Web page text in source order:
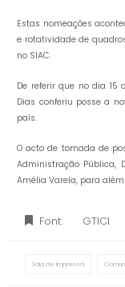
Estas nomeações
e rotatividade de
no SIAC.
De referir que no dia 15
Dias conferiu posse a
país.
O acto de tomada de
Administração Pública,
Amélia Varela, para
Font: GTICI
Sala de Imprensa